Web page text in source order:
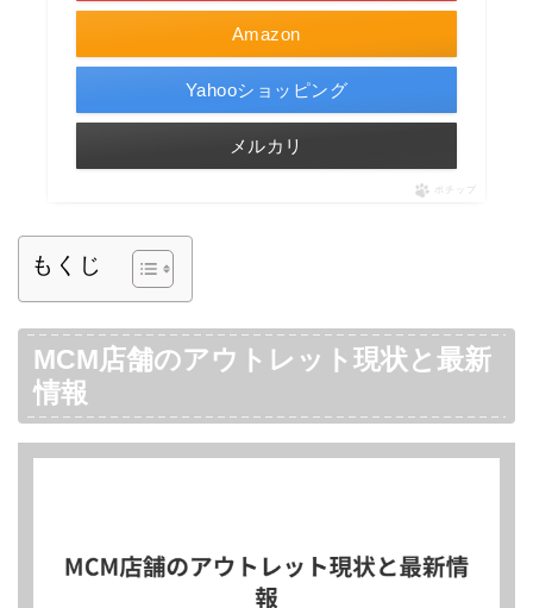
Amazon
Yahooショッピング
メルカリ
ポチップ
もくじ
MCM店舗のアウトレット現状と最新
情報